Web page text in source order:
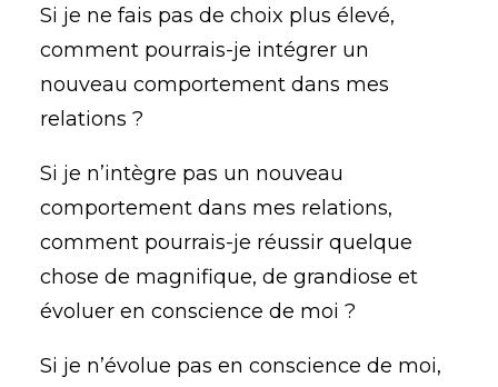
Si je ne fais pas de choix plus élevé,
comment pourrais-je intégrer un
nouveau comportement dans mes
relations ?
Si je n’intègre pas un nouveau
comportement dans mes relations,
comment pourrais-je réussir quelque
chose de magnifique, de grandiose et
évoluer en conscience de moi ?
Si je n’évolue pas en conscience de moi,